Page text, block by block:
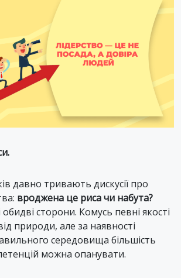
давно тривають дискусії про
вроджена це риса чи набута?
сторони. Комусь певні якості
природи, але за наявності
середовища більшість
можна опанувати.